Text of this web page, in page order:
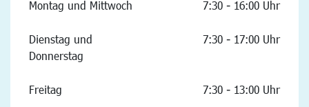
Montag und Mittwoch 7:30 - 16:00 Uhr
Dienstag und
Donnerstag
7:30 - 17:00 Uhr
Freitag 7:30 - 13:00 Uhr